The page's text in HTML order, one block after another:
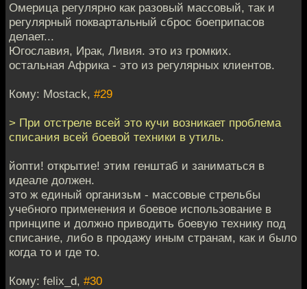
Омерица регулярно как разовый массовый, так и
регулярный поквартальный сброс боеприпасов
делает...
Югославия, Ирак, Ливия. это из громких.
остальная Африка - это из регулярных клиентов.
Кому: Mostack, #29
> При отстреле всей это кучи возникает проблема
списания всей боевой техники в утиль.
йопти! открытие! этим генштаб и заниматься в
идеале должен.
это ж единый организьм - массовые стрельбы
учебного применения и боевое использование в
принципе и должно приводить боевую технику под
списание, либо в продажу иным странам, как и было
когда то и где то.
Кому: felix_d, #30